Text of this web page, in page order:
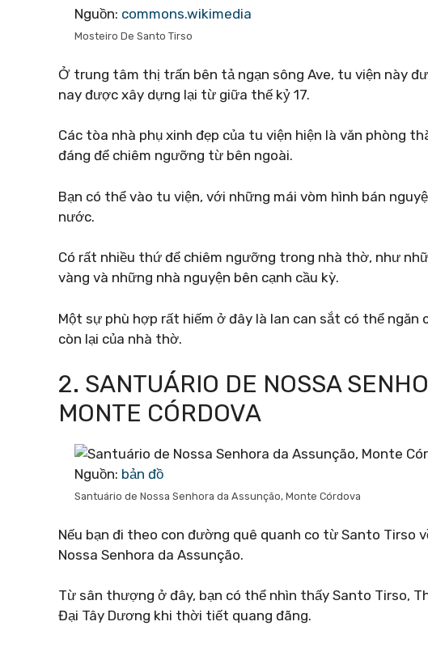
Nguồn: commons.wikimedia
Mosteiro De Santo Tirso
Ở trung tâm thị trấn bên tả ngạn sông Ave, tu viện này
nay được xây dựng lại từ giữa thế kỷ 17.
Các tòa nhà phụ xinh đẹp của tu viện hiện là văn phòng
đáng để chiêm ngưỡng từ bên ngoài.
Bạn có thể vào tu viện, với những mái vòm hình bán
nước.
Có rất nhiều thứ để chiêm ngưỡng trong nhà thờ, như
vàng và những nhà nguyện bên cạnh cầu kỳ.
Một sự phù hợp rất hiếm ở đây là lan can sắt có thể
còn lại của nhà thờ.
2. SANTUÁRIO DE NOSSA
MONTE CÓRDOVA
Nguồn: bản đồ
Santuário de Nossa Senhora da Assunção, Monte Córdova
Nếu bạn đi theo con đường quê quanh co từ Santo Tirso
Nossa Senhora da Assunção.
Từ sân thượng ở đây, bạn có thể nhìn thấy Santo Tirso,
Đại Tây Dương khi thời tiết quang đãng.